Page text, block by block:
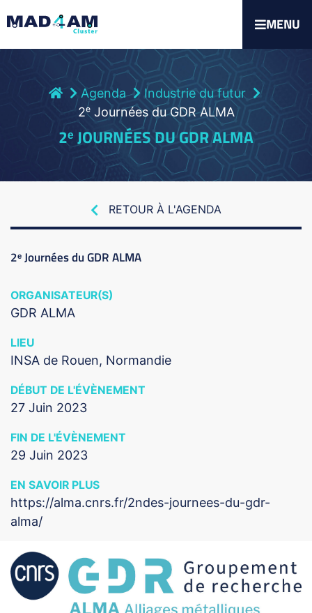
MENU
Agenda
Industrie du futur
2ᵉ Journées du GDR ALMA
2ᵉ JOURNÉES DU GDR ALMA
RETOUR À L'AGENDA
2ᵉ Journées du GDR ALMA
ORGANISATEUR(S)
GDR ALMA
LIEU
INSA de Rouen, Normandie
DÉBUT DE L'ÉVÈNEMENT
27 Juin 2023
FIN DE L'ÉVÈNEMENT
29 Juin 2023
EN SAVOIR PLUS
https://alma.cnrs.fr/2ndes-journees-du-gdr-
alma/